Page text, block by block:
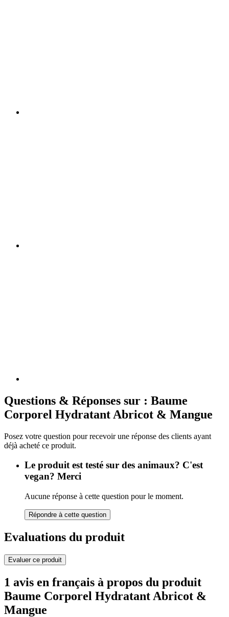
Questions & Réponses sur : Baume
Corporel Hydratant Abricot & Mangue
Posez votre question pour recevoir une réponse des clients ayant
déjà acheté ce produit.
Le produit est testé sur des animaux? C'est
vegan? Merci
Aucune réponse à cette question pour le moment.
Répondre à cette question
Evaluations du produit
Evaluer ce produit
1 avis en français à propos du produit
Baume Corporel Hydratant Abricot &
Mangue